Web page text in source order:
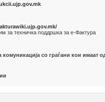
за техничка поддршка за е-Фактура
комуникација со граѓани кои имаат